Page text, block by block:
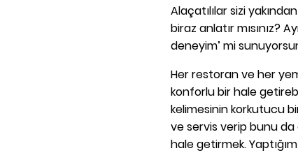
Alaçatılılar sizi
biraz anlatır mısınız?
deneyim’ mi
Her restoran ve her
konforlu bir hale
kelimesinin korkutucu
ve servis verip bunu
hale getirmek.